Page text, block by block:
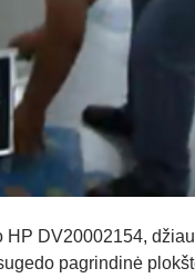
HP DV20002154,
pagrindinė